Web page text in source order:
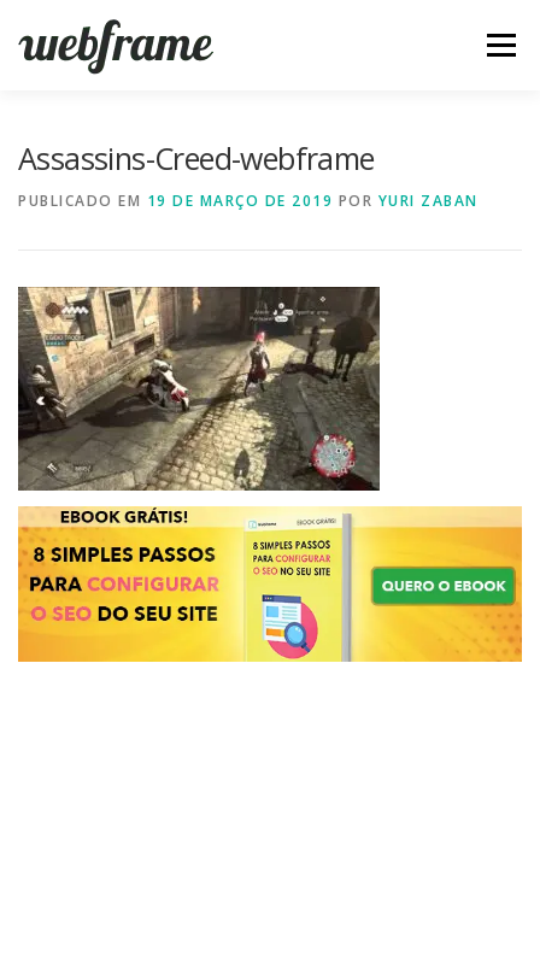
para
Menu
Assassins-Creed-webframe
PUBLICADO EM 19 DE MARÇO DE 2019 POR YURI ZABAN